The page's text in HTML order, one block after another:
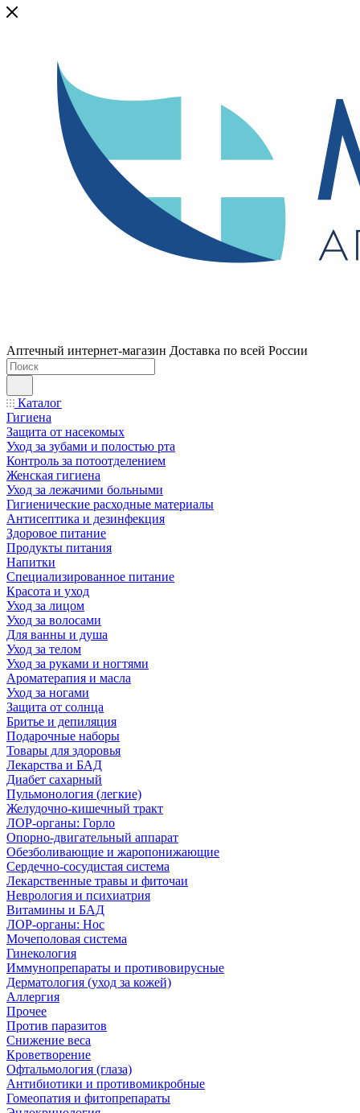
Аптечный интернет-магазин Доставка по всей России
Каталог
Гигиена
Защита от насекомых
Уход за зубами и полостью рта
Контроль за потоотделением
Женская гигиена
Уход за лежачими больными
Гигиенические расходные материалы
Антисептика и дезинфекция
Здоровое питание
Продукты питания
Напитки
Специализированное питание
Красота и уход
Уход за лицом
Уход за волосами
Для ванны и душа
Уход за телом
Уход за руками и ногтями
Ароматерапия и масла
Уход за ногами
Защита от солнца
Бритье и депиляция
Подарочные наборы
Товары для здоровья
Лекарства и БАД
Диабет сахарный
Пульмонология (легкие)
Желудочно-кишечный тракт
ЛОР-органы: Горло
Опорно-двигательный аппарат
Обезболивающие и жаропонижающие
Сердечно-сосудистая система
Лекарственные травы и фиточаи
Неврология и психиатрия
Витамины и БАД
ЛОР-органы: Нос
Мочеполовая система
Гинекология
Иммунопрепараты и противовирусные
Дерматология (уход за кожей)
Аллергия
Прочее
Против паразитов
Снижение веса
Кроветворение
Офтальмология (глаза)
Антибиотики и противомикробные
Гомеопатия и фитопрепараты